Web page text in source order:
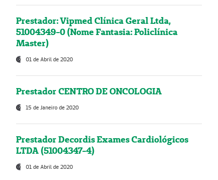
Prestador: Vipmed Clínica Geral Ltda,
51004349-0 (Nome Fantasia: Policlínica
Master)
01 de Abril de 2020
Prestador CENTRO DE ONCOLOGIA
15 de Janeiro de 2020
Prestador Decordis Exames Cardiológicos
LTDA (51004347-4)
01 de Abril de 2020